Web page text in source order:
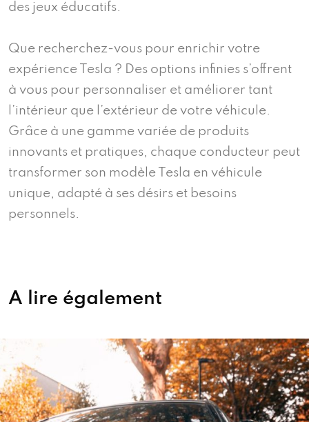
des jeux éducatifs.
Que recherchez-vous pour enrichir votre
expérience Tesla ? Des options infinies s’offrent
à vous pour personnaliser et améliorer tant
l’intérieur que l’extérieur de votre véhicule.
Grâce à une gamme variée de produits
innovants et pratiques, chaque conducteur peut
transformer son modèle Tesla en véhicule
unique, adapté à ses désirs et besoins
personnels.
A lire également